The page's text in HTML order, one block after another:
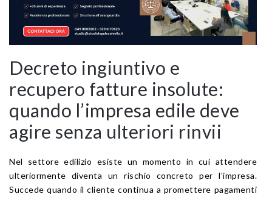
Decreto ingiuntivo e
recupero fatture insolute:
quando l’impresa edile deve
agire senza ulteriori rinvii
Nel settore edilizio esiste un momento in cui attendere
ulteriormente diventa un rischio concreto per l’impresa.
Succede quando il cliente continua a promettere pagamenti